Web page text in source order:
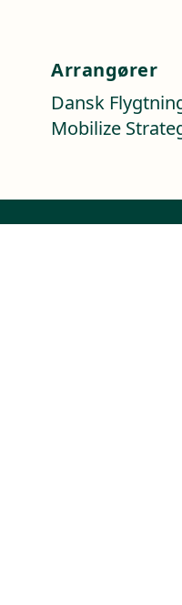
Arrangører
Dansk
Mobilize